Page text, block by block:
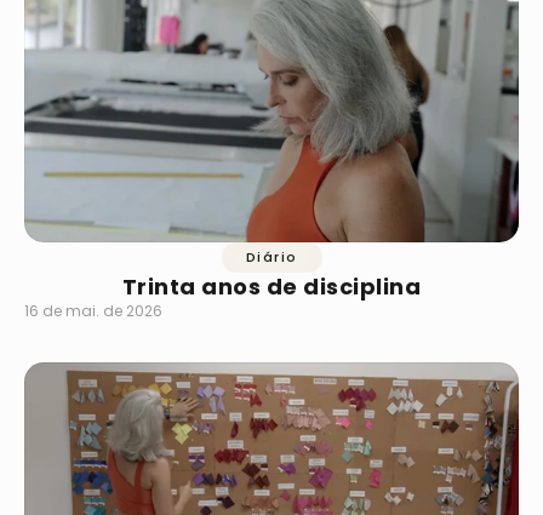
Diário
Trinta anos de disciplina
16 de mai. de 2026